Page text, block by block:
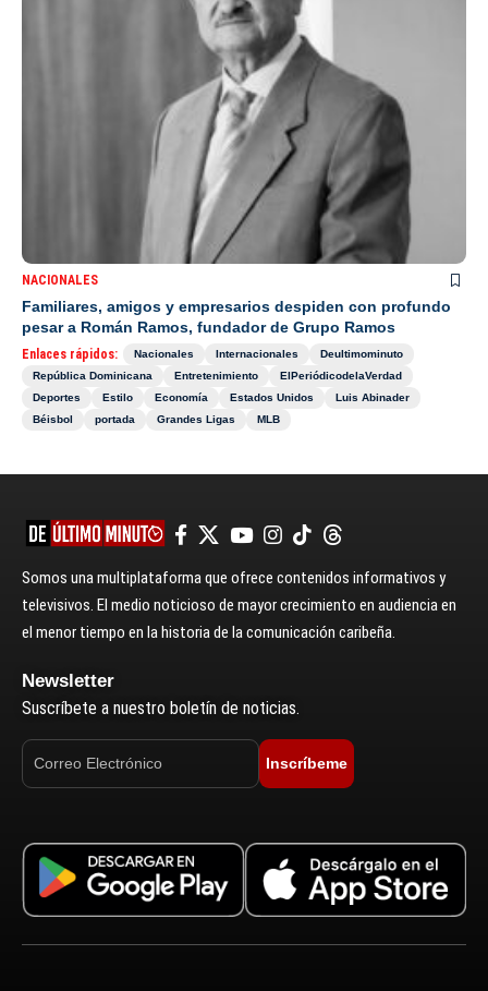
NACIONALES
Familiares, amigos y empresarios despiden con profundo
pesar a Román Ramos, fundador de Grupo Ramos
Enlaces rápidos: Nacionales Internacionales
Deultimominuto
República Dominicana
Entretenimiento
ElPeriódicodelaVerdad
Deportes
Estilo Economía Estados Unidos
Luis Abinader
Béisbol
portada Grandes Ligas MLB
Somos una multiplataforma que ofrece contenidos informativos y
televisivos. El medio noticioso de mayor crecimiento en audiencia en
el menor tiempo en la historia de la comunicación caribeña.
Newsletter
Suscríbete a nuestro boletín de noticias.
Inscríbeme